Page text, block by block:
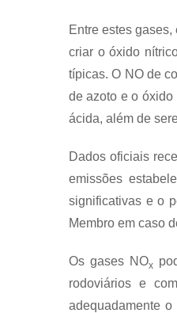
Entre estes
criar o óxido
típicas. O NO de
de azoto e o óxido
ácida, além de
Dados oficiais
emissões
significativas e o
Membro em caso
Os gases NOx
rodoviários e
adequadamente